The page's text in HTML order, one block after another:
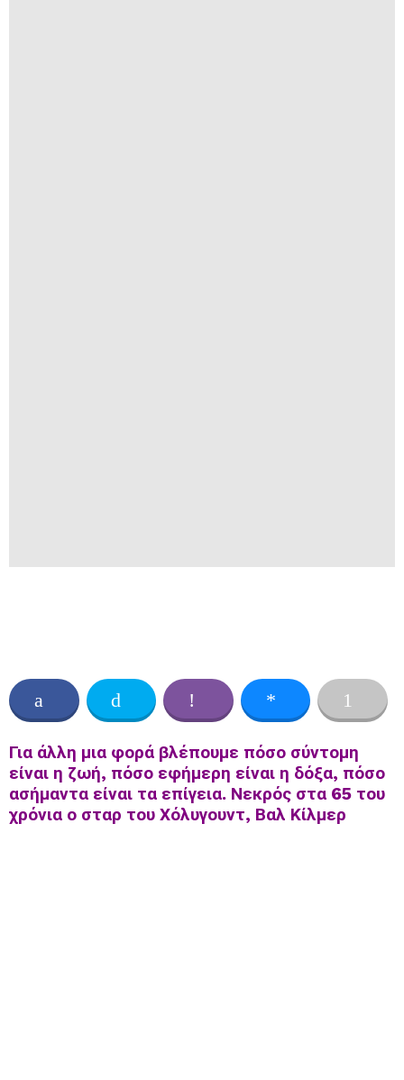
Για άλλη μια φορά βλέπουμε πόσο σύντομη
είναι η ζωή, πόσο εφήμερη είναι η δόξα, πόσο
ασήμαντα είναι τα επίγεια. Νεκρός στα 65 του
χρόνια ο σταρ του Χόλυγουντ, Βαλ Κίλμερ